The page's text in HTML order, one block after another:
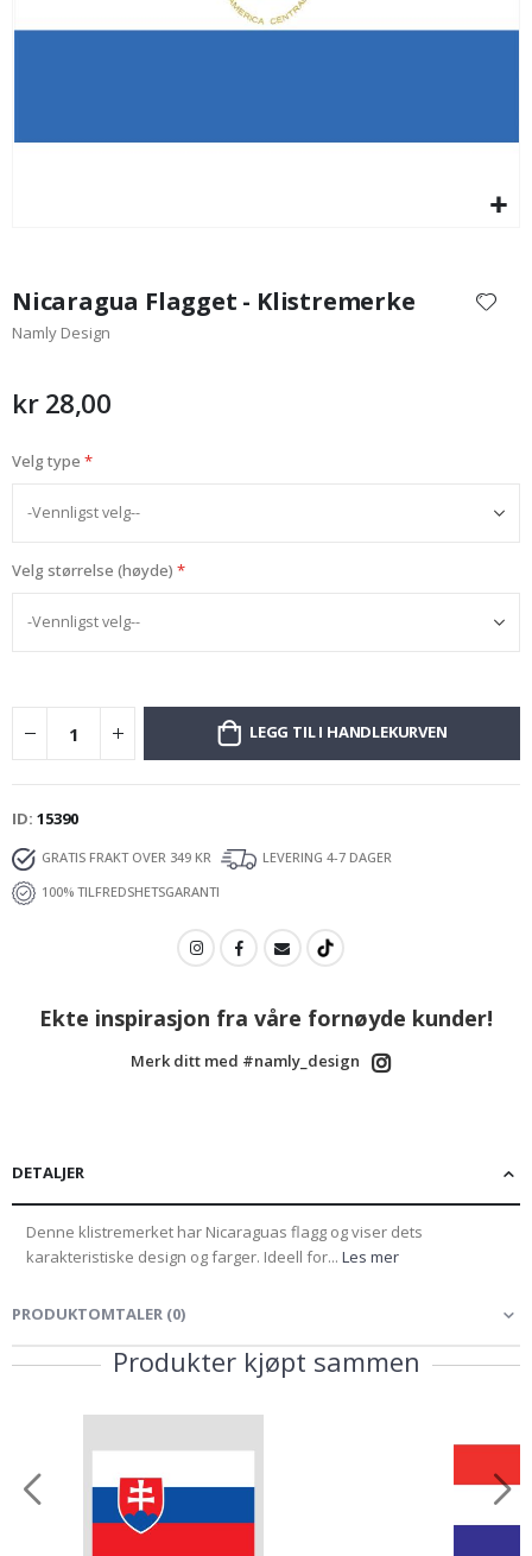
95,00 Kr
begynnelsen
av
Nicaragua Flagget - Klistremerke
Namly Design
kr 28,00
Velg type
Velg størrelse (høyde)
LEGG TIL I HANDLEKURVEN
ID 15390
GRATIS FRAKT OVER 349 KR
LEVERING 4-7 DAGER
100% TILFREDSHETSGARANTI
Ekte inspirasjon fra våre fornøyde kunder!
Merk ditt med #namly_design
DETALJER
Denne klistremerket har Nicaraguas flagg og viser dets
karakteristiske design og farger. Ideell for... Les mer
PRODUKTOMTALER (0)
Produkter kjøpt sammen